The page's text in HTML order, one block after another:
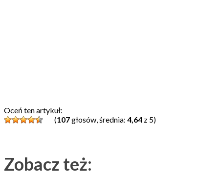
Oceń ten artykuł:
(107głosów, średnia: 4,64 z 5)
Zobacz też: